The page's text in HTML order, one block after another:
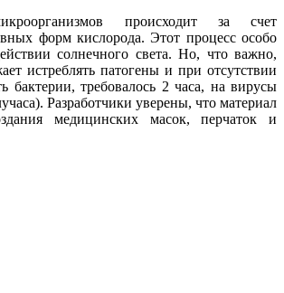
происходит за счет
форм кислорода. Этот процесс особо
солнечного света. Но, что важно,
истреблять патогены и при отсутствии
бактерии, требовалось 2 часа, на вирусы
Разработчики уверены, что материал
медицинских масок, перчаток и